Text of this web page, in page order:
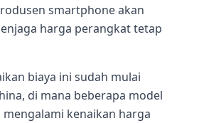
smartphone akan
harga perangkat tetap
biaya ini sudah mulai
di mana beberapa model
kenaikan harga